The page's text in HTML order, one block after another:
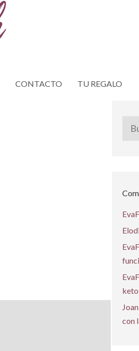
CONTACTO TU REGALO
con